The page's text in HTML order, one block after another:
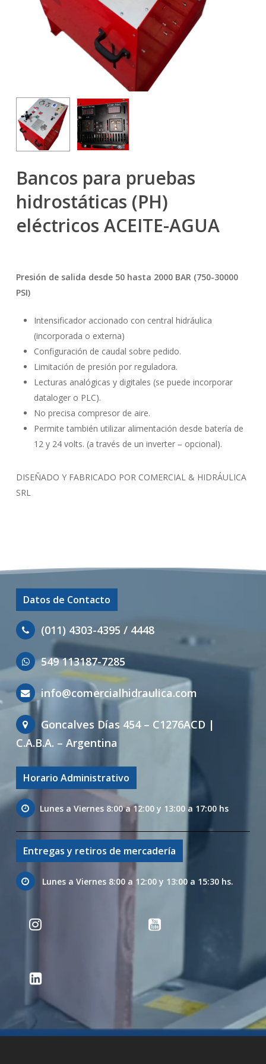
Bancos para pruebas
hidrostáticas (PH)
eléctricos ACEITE-AGUA
Presión de salida desde 50 hasta 2000 BAR (750-30000
PSI)
Intensificador accionado con central hidráulica
(incorporada o externa)
Configuración de caudal sobre pedido.
Limitación de presión por reguladora.
Lecturas analógicas y digitales (se puede incorporar
dataloger o PLC).
No precisa compresor de aire.
Permite también utilizar alimentación desde batería de
12 y 24 volts. (a través de un inverter – opcional).
DISEÑADO Y FABRICADO POR COMERCIAL & HIDRÁULICA
SRL
Datos de Contacto
(011) 4303-4395 / 4448
549 113187-7285
info@comercialhidraulica.com
Goncalves Días 454 – C1276ACD |
C.A.B.A. – Argentina
Horario Administrativo
Lunes a Viernes 8:00 a 12:00 y 13:00 a 17:00 hs
Entregas y retiros de mercadería
Lunes a Viernes 8:00 a 12:00 y 13:00 a 15:30 hs.